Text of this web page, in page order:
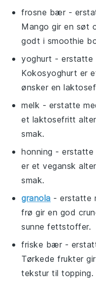
frosne bær -
Mango gir en søt
godt i smoothie
yoghurt - erstatte
Kokosyoghurt er
ønsker en
melk - erstatte
et laktosefritt
smak.
honning - erstatte
er et vegansk
smak.
granola - erstatte
frø gir en god
sunne fettstoffer.
friske bær -
Tørkede frukter
tekstur til topping.